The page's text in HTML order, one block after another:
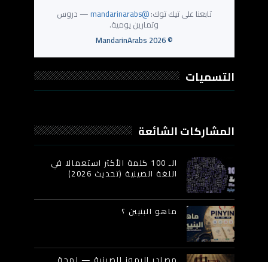
تابعنا على تيك توك:@mandarinarabs — دروس
وتمارين يومية.
©
2026
التسميات
المشاركات الشائعة
الـ 100 كلمة الأكثر استعمالا في
اللغة الصينية (تحديث 2026)
ماهو البنيين ؟